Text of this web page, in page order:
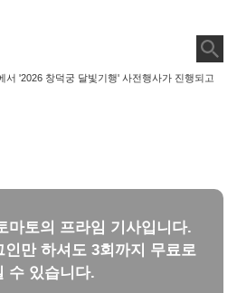
서 '2026 창덕궁 달빛기행' 사전행사가 진행되고
마토의 프라임 기사입니다.
만 하셔도 3회까지 무료로
수 있습니다.